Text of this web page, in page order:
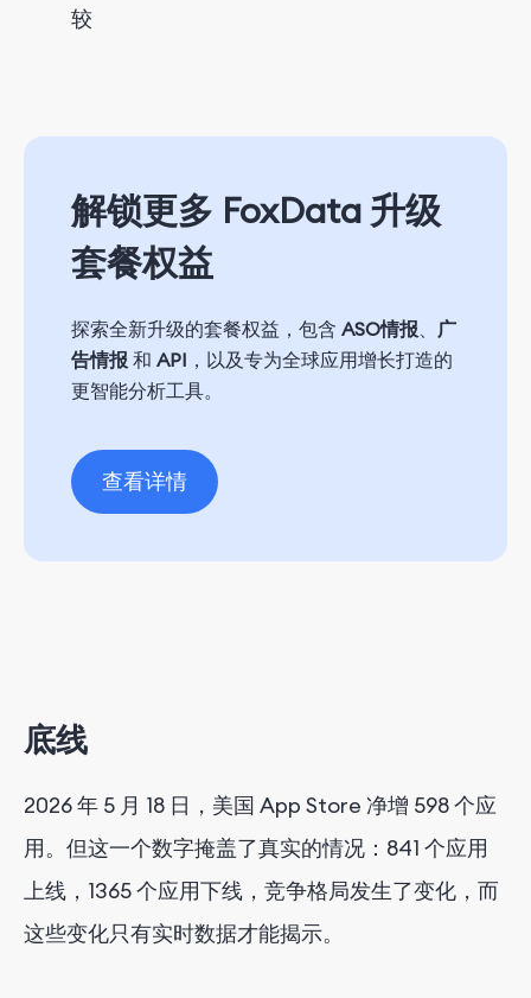
较
解锁更多 FoxData 升级
套餐权益
探索全新升级的套餐权益，包含 ASO情报
广
告情报 和 API ，以及专为全球应用增长打造的
更智能分析工具。
查看详情
底线
2026 年 5 月 18 日，美国 App Store 净增 598 个应
用。但这一个数字掩盖了真实的情况：841 个应用
上线，1365 个应用下线，竞争格局发生了变化，而
这些变化只有实时数据才能揭示。